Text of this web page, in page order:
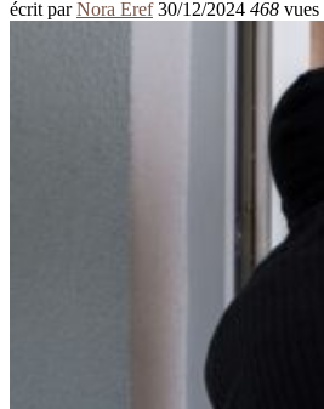
écrit parNora Eref 30/12/2024 468 vues